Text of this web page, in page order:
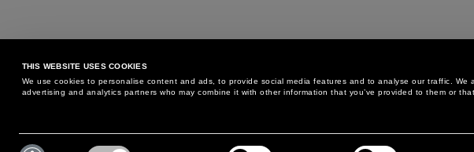
THIS WEBSITE USES COOKIES
We use cookies to personalise content and ads, to provide social media features and to analyse our traffic. We
advertising and analytics partners who may combine it with other information that you’ve provided to them or
Consent
POSSIAMO AIUTARTI? SERVIZIO CLIENTI AREA LEGALE